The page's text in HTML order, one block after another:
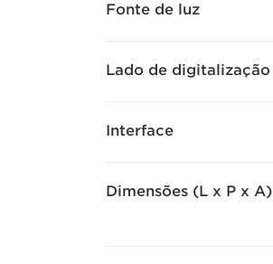
Fonte de luz
Lado de digitalização
Interface
Dimensões (L x P x A)